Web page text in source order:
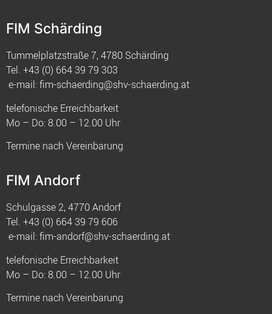
FIM Schärding
Tummelplatzstraße 7, 4780 Schärding
Tel. +43 (0) 664 39 79 303
e-mail:fim-schaerding@shv-schaerding.at
telefonische Erreichbarkeit
Mo – Do: 8.00 – 12.00 Uhr
Termine nach Vereinbarung
FIM Andorf
Schulgasse 2, 4770 Andorf
Tel. +43 (0) 664 39 79 606
e-mail:fim-andorf@shv-schaerding.at
telefonische Erreichbarkeit
Mo – Do: 8.00 – 12.00 Uhr
Termine nach Vereinbarung